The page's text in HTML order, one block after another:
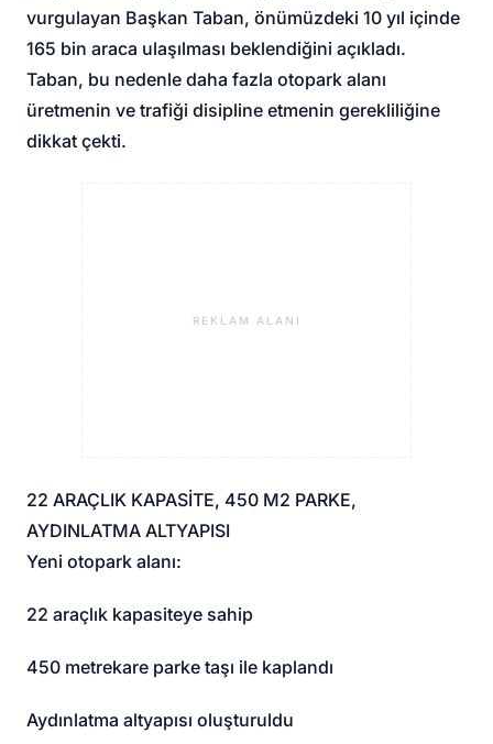
vurgulayan Başkan Taban, önümüzdeki 10 yıl içinde
165 bin araca ulaşılması beklendiğini açıkladı.
Taban, bu nedenle daha fazla otopark alanı
üretmenin ve trafiği disipline etmenin gerekliliğine
dikkat çekti.
REKLAM ALANI
22 ARAÇLIK KAPASİTE, 450 M2 PARKE,
AYDINLATMA ALTYAPISI
Yeni otopark alanı:
22 araçlık kapasiteye sahip
450 metrekare parke taşı ile kaplandı
Aydınlatma altyapısı oluşturuldu